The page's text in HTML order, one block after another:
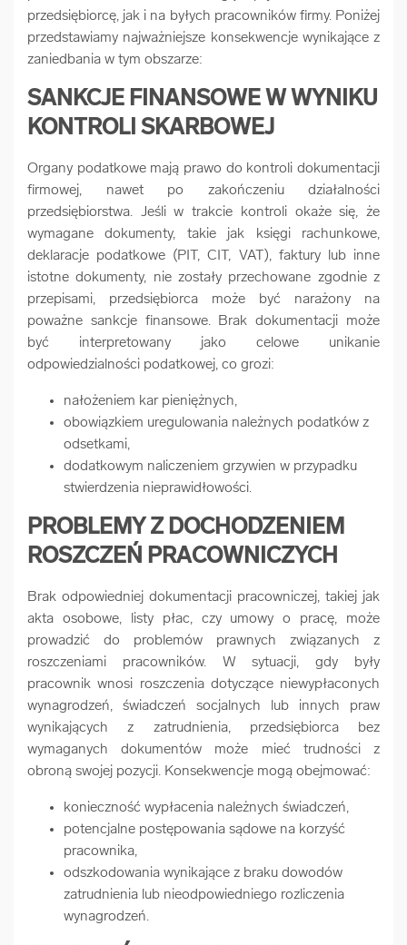
przedsiębiorcę, jak i na byłych pracowników firmy. Poniżej
przedstawiamy najważniejsze konsekwencje wynikające z
zaniedbania w tym obszarze:
SANKCJE FINANSOWE W WYNIKU
KONTROLI SKARBOWEJ
Organy podatkowe mają prawo do kontroli dokumentacji
firmowej, nawet po zakończeniu działalności
przedsiębiorstwa. Jeśli w trakcie kontroli okaże się, że
wymagane dokumenty, takie jak księgi rachunkowe,
deklaracje podatkowe (PIT, CIT, VAT), faktury lub inne
istotne dokumenty, nie zostały przechowane zgodnie z
przepisami, przedsiębiorca może być narażony na
poważne sankcje finansowe. Brak dokumentacji może
być interpretowany jako celowe unikanie
odpowiedzialności podatkowej, co grozi:
nałożeniem kar pieniężnych,
obowiązkiem uregulowania należnych podatków z
odsetkami,
dodatkowym naliczeniem grzywien w przypadku
stwierdzenia nieprawidłowości.
PROBLEMY Z DOCHODZENIEM
ROSZCZEŃ PRACOWNICZYCH
Brak odpowiedniej dokumentacji pracowniczej, takiej jak
akta osobowe, listy płac, czy umowy o pracę, może
prowadzić do problemów prawnych związanych z
roszczeniami pracowników. W sytuacji, gdy były
pracownik wnosi roszczenia dotyczące niewypłaconych
wynagrodzeń, świadczeń socjalnych lub innych praw
wynikających z zatrudnienia, przedsiębiorca bez
wymaganych dokumentów może mieć trudności z
obroną swojej pozycji. Konsekwencje mogą obejmować:
konieczność wypłacenia należnych świadczeń,
potencjalne postępowania sądowe na korzyść
pracownika,
odszkodowania wynikające z braku dowodów
zatrudnienia lub nieodpowiedniego rozliczenia
wynagrodzeń.